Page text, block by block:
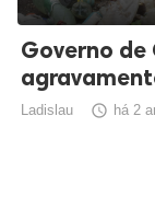
Governo de
Ladislau  há 2